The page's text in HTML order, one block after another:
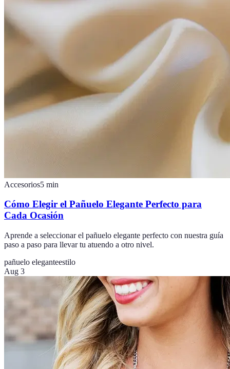
Accesorios5 min
Cómo Elegir el Pañuelo Elegante Perfecto para
Cada Ocasión
Aprende a seleccionar el pañuelo elegante perfecto con nuestra guía
paso a paso para llevar tu atuendo a otro nivel.
pañuelo eleganteestilo
Aug 3